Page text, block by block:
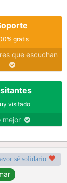
gratis
que escuchan
visitado
mejor
sé solidario